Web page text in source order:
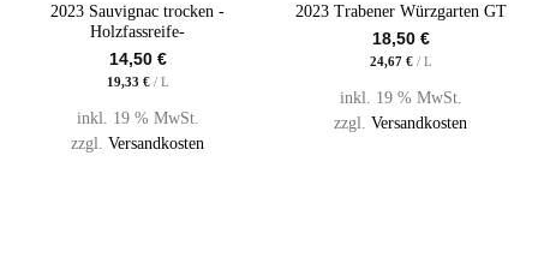
2023 Sauvignac trocken -
Holzfassreife-
14,50 €
19,33 €/ L
inkl. 19 % MwSt.
zzgl. Versandkosten
2023 Trabener Würzgarten GT
18,50 €
24,67 €/ L
inkl. 19 % MwSt.
zzgl. Versandkosten